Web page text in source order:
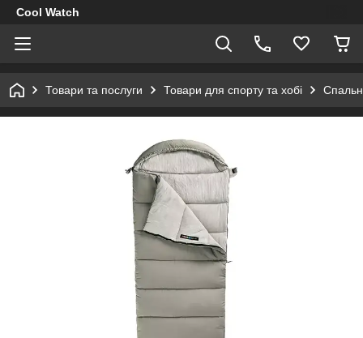
Cool Watch
Товари та послуги Товари для спорту та хобі